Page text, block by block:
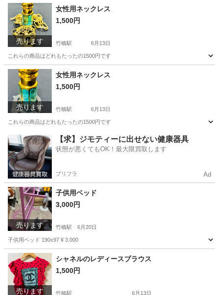
東京 千代田区 竹橋駅
売ります
女性用ネックレス
1,500円
竹橋駅 6月13日
これらの商品はどれもたったの1500円です
東京 千代田区 竹橋駅
売ります
女性用ネックレス
1,500円
竹橋駅 6月13日
これらの商品はどれもたったの1500円です
東京 千代田区 竹橋駅 その他 商品
【求】ジモティーに出せない健康器具
状態が悪くてもOK！最大限買取します
プリフラ Ad
売ります
子供用ベッド
3,000円
竹橋駅 6月20日
子供用ベッド 190x97 ¥ 3.000
東京 千代田区 竹橋駅 その他
売ります
シャネルのレディースブラウス
1,500円
竹橋駅 6月13日